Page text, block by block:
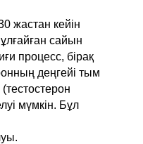
жастан кейін
сайын
процесс, бірақ
деңгейі тым
мүмкін. Бұл